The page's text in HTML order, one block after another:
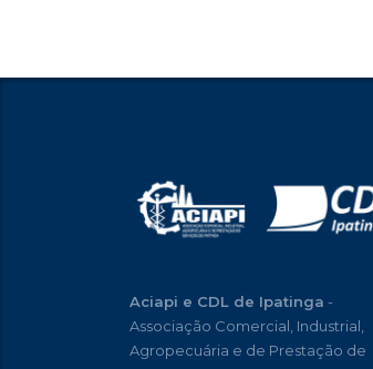
Aciapi e CDL de Ipatinga -
Associação Comercial, Industrial,
Agropecuária e de Prestação de